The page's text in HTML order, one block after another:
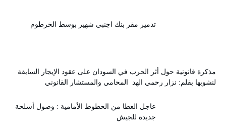
تدمير مقر بنك اجنبي شهير بوسط الخرطوم
مذكرة قانونية حول أثر الحرب في السودان على عقود الإيجار السابقة
لنشوبها بقلم: نزار رحمي الهد المحامي والمستشار القانوني
عاجل العطا من الخطوط الأمامية : وصول أسلحة
جديدة للجيش